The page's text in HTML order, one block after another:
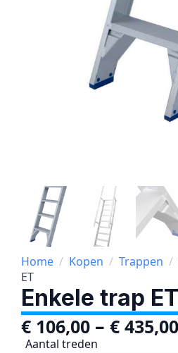
Home Kopen Trappen
ET
Enkele trap ET
€ 106,00 – € 435,00
Aantal treden